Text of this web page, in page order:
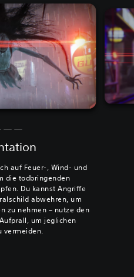
auf Feuer-, Wind- und
die todbringenden
Du kannst Angriffe
abwehren, um
zu nehmen – nutze den
um jeglichen
vermeiden.